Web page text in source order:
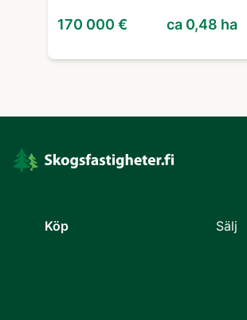
170 000 € ca 0,48 ha
Köp
Sälj